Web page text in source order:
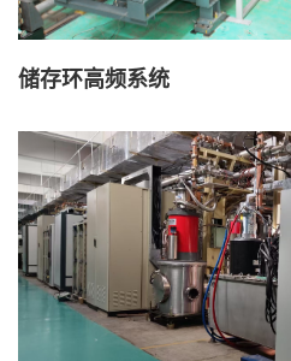
储存环高频系统